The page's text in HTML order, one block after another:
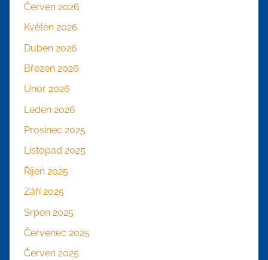
Červen 2026
Květen 2026
Duben 2026
Březen 2026
Únor 2026
Leden 2026
Prosinec 2025
Listopad 2025
Říjen 2025
Září 2025
Srpen 2025
Červenec 2025
Červen 2025